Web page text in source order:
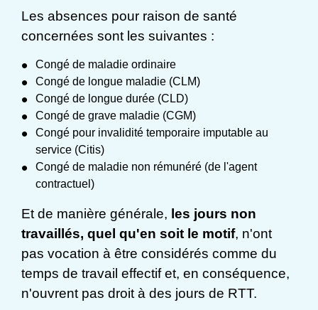
Les absences pour raison de santé
concernées sont les suivantes :
Congé de maladie ordinaire
Congé de longue maladie (CLM)
Congé de longue durée (CLD)
Congé de grave maladie (CGM)
Congé pour invalidité temporaire imputable au
service (Citis)
Congé de maladie non rémunéré (de l'agent
contractuel)
Et de manière générale, les jours non
travaillés, quel qu'en soit le motif, n'ont
pas vocation à être considérés comme du
temps de travail effectif et, en conséquence,
n'ouvrent pas droit à des jours de RTT.